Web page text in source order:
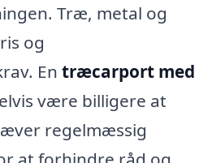
Træ, metal og
og
En træcarport med
være billigere at
regelmæssig